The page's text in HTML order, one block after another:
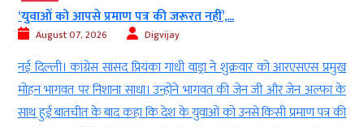
‘युवाओं को आपसे प्रमाण पत्र की जरूरत नहीं’,...
August 07, 2026 Digvijay
नई दिल्ली। कांग्रेस सांसद प्रियंका गांधी वाड्रा ने शुक्रवार को आरएसएस प्रमुख
मोहन भागवत पर निशाना साधा। उन्होंने भागवत की जेन जी और जेन अल्फा के
साथ हुई बातचीत के बाद कहा कि देश के युवाओं को उनसे किसी प्रमाण पत्र की